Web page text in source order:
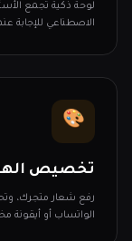
لوحة ذكية تجمع
الاصطناعي للإجابة
🎨
تخصيص
رفع شعار متجرك،
الواتساب أو